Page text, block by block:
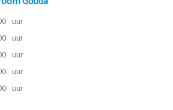
uur
uur
uur
uur
uur